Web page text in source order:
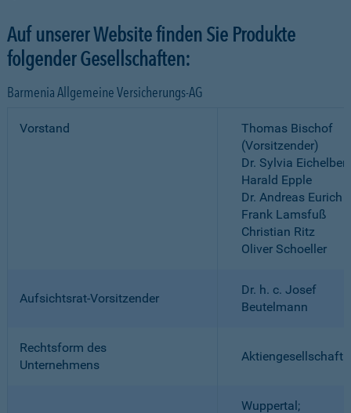
Auf unserer Website finden Sie Produkte
folgender Gesellschaften:
Barmenia Allgemeine Versicherungs-AG
Vorstand
Thomas Bischof
(Vorsitzender)
Dr. Sylvia
Harald Epple
Dr. Andreas Eurich
Frank Lamsfuß
Christian Ritz
Oliver Schoeller
Aufsichtsrat-Vorsitzender
Dr. h. c. Josef
Beutelmann
Rechtsform des
Unternehmens
Aktiengesellschaft
Wuppertal;